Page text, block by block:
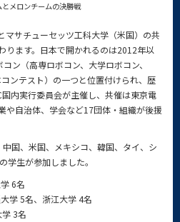
とメロンチームの決勝戦
マサチューセッツ工科大学（米国）の共
ります。日本で開かれるのは2012年以
ン（高専ロボコン、大学ロボコン、
ンテスト）の一つと位置付けられ、歴
内実行委員会が主催し、共催は東京電
や自治体、学会など17団体・組織が後援
国、米国、メキシコ、韓国、タイ、シ
学生が参加しました。
6名
学 5名、浙江大学 4名
3名